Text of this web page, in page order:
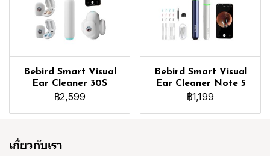
Bebird Smart Visual
Ear Cleaner 30S
฿2,599
Bebird Smart Visual
Ear Cleaner Note 5
฿1,199
เกี่ยวกับเรา